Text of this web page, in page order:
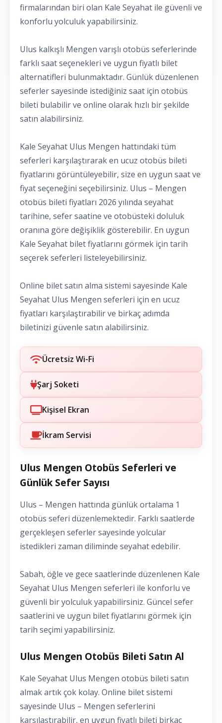
firmalarından biri olan Kale Seyahat ile güvenli ve
konforlu yolculuk yapabilirsiniz.
Ulus kalkışlı Mengen varışlı otobüs seferlerinde
farklı saat seçenekleri ve uygun fiyatlı bilet
alternatifleri bulunmaktadır. Günlük düzenlenen
seferler sayesinde istediğiniz saat için otobüs
bileti bulabilir ve online olarak hızlı bir şekilde
satın alabilirsiniz.
Kale Seyahat Ulus Mengen hattındaki tüm
seferleri karşılaştırarak en ucuz otobüs bileti
fiyatlarını görüntüleyebilir, size en uygun saat ve
fiyat seçeneğini seçebilirsiniz. Ulus – Mengen
otobüs bileti fiyatları 2026 yılında seyahat
tarihine, sefer saatine ve otobüsteki doluluk
oranına göre değişiklik gösterebilir. En uygun
Kale Seyahat bilet fiyatlarını görmek için tarih
seçerek seferleri listeleyebilirsiniz.
Online bilet satın alma sistemi sayesinde Kale
Seyahat Ulus Mengen seferleri için en ucuz
fiyatları karşılaştırabilir ve birkaç adımda
biletinizi güvenle satın alabilirsiniz.
Ücretsiz Wi-Fi
Şarj Soketi
Kişisel Ekran
İkram Servisi
Ulus Mengen Otobüs Seferleri ve
Günlük Sefer Sayısı
Ulus – Mengen hattında günlük ortalama 1
otobüs seferi düzenlemektedir. Farklı saatlerde
gerçekleşen seferler sayesinde yolcular
istedikleri zaman diliminde seyahat edebilir.
Sabah, öğle ve gece saatlerinde düzenlenen Kale
Seyahat Ulus Mengen seferleri ile konforlu ve
güvenli bir yolculuk yapabilirsiniz. Güncel sefer
saatlerini ve uygun bilet fiyatlarını görmek için
tarih seçimi yapabilirsiniz.
Ulus Mengen Otobüs Bileti Satın Al
Kale Seyahat Ulus Mengen otobüs bileti satın
almak artık çok kolay. Online bilet sistemi
sayesinde Ulus – Mengen seferlerini
karşılaştırabilir, en uygun fiyatlı bileti birkaç